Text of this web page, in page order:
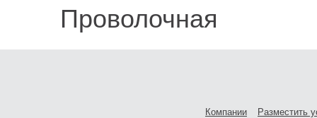
Проволочная
Компании
Разместить